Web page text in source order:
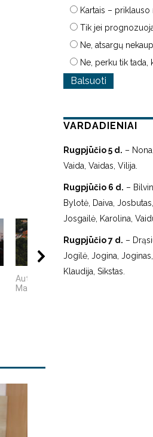
00:17
Autorius Edgaras
Mascinskas
Kartais – priklauso
Tik jei
Ne, atsargų
Ne, perku tik tada,
VARDADIENIAI
Rugpjūčio 5 d. –
Vaida, Vaidas, Vilija.
Rugpjūčio 6 d. –
Bylotė, Daiva,
Josgailė, Karolina,
Rugpjūčio 7 d. –
Jogilė, Jogina, Joginas,
Klaudija, Sikstas.